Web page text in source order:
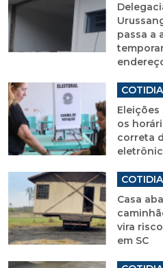
passa a
Eleições
os
correta
Casa
vira
em SC